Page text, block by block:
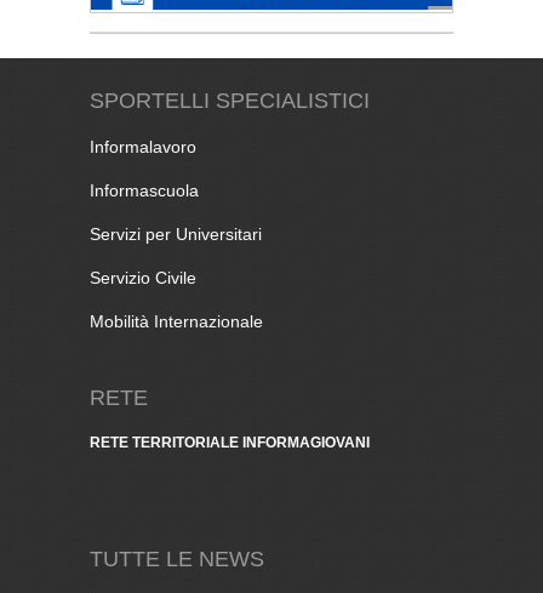
SPORTELLI SPECIALISTICI
Informalavoro
Informascuola
Servizi per Universitari
Servizio Civile
Mobilità Internazionale
RETE
RETE TERRITORIALE INFORMAGIOVANI
TUTTE LE NEWS